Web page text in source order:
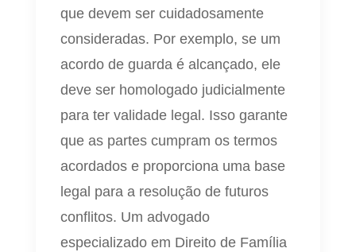
que devem ser cuidadosamente
consideradas. Por exemplo, se um
acordo de guarda é alcançado, ele
deve ser homologado judicialmente
para ter validade legal. Isso garante
que as partes cumpram os termos
acordados e proporciona uma base
legal para a resolução de futuros
conflitos. Um advogado
especializado em Direito de Família